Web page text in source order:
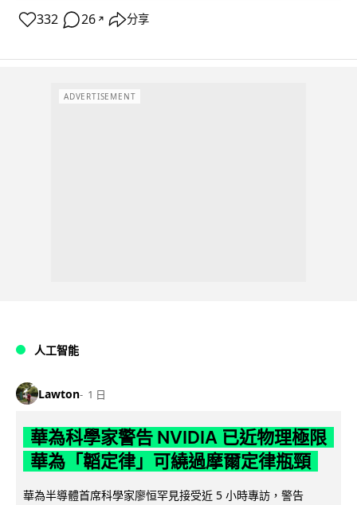
332 26 ↗ 分享
ADVERTISEMENT
人工智能
Lawton 1 日
華為科學家警告 NVIDIA 已近物理極限
華為「韜定律」可繞過摩爾定律瓶頸
華為半導體首席科學家廖恒罕見接受近 5 小時專訪，警告